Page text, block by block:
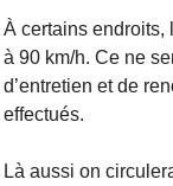
À certains endroits,
à 90 km/h. Ce ne
d’entretien et de
effectués.
Là aussi on